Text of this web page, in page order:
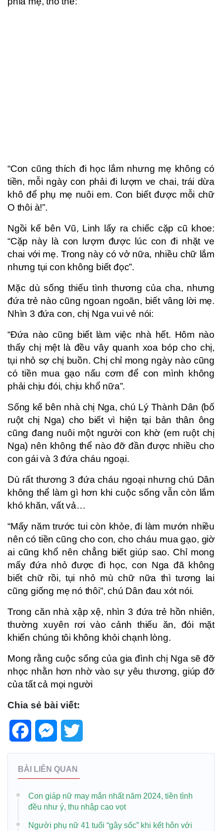
“Con cũng thích đi học lắm nhưng mẹ không có
tiền, mỗi ngày con phải đi lượm ve chai, trái dừa
khô để phụ mẹ nuôi em. Con biết được mỗi chữ
O thôi à!”.
Ngồi kế bên Vũ, Linh lấy ra chiếc cặp cũ khoe:
“Cặp này là con lượm được lúc con đi nhặt ve
chai với mẹ. Trong này có vở nữa, nhiều chữ lắm
nhưng tụi con không biết đọc”.
Mặc dù sống thiếu tình thương của cha, nhưng
đứa trẻ nào cũng ngoan ngoãn, biết vâng lời mẹ.
Nhìn 3 đứa con, chị Nga vui vẻ nói:
“Đứa nào cũng biết làm việc nhà hết. Hôm nào
thấy chị mệt là đều vây quanh xoa bóp cho chị,
tụi nhỏ sợ chị buồn. Chị chỉ mong ngày nào cũng
có tiền mua gạo nấu cơm để con mình không
phải chịu đói, chịu khổ nữa”.
Sống kế bên nhà chị Nga, chú Lý Thành Dân (bố
ruột chị Nga) cho biết vì hiện tại bản thân ông
cũng đang nuôi một người con khờ (em ruột chị
Nga) nên không thể nào đỡ đần được nhiều cho
con gái và 3 đứa cháu ngoại.
Dù rất thương 3 đứa cháu ngoại nhưng chú Dân
không thể làm gì hơn khi cuộc sống vẫn còn lắm
khó khăn, vất vả…
“Mấy năm trước tui còn khỏe, đi làm mướn nhiều
nên có tiền cũng cho con, cho cháu mua gạo, giờ
ai cũng khổ nên chẳng biết giúp sao. Chỉ mong
mấy đứa nhỏ được đi học, con Nga đã không
biết chữ rồi, tụi nhỏ mù chữ nữa thì tương lai
cũng giống mẹ nó thôi”, chú Dân đau xót nói.
Trong căn nhà xập xệ, nhìn 3 đứa trẻ hồn nhiên,
thường xuyên rơi vào cảnh thiếu ăn, đói mặt
khiến chúng tôi không khỏi chạnh lòng.
Mong rằng cuộc sống của gia đình chị Nga sẽ đỡ
nhọc nhằn hơn nhờ vào sự yêu thương, giúp đỡ
của tất cả mọi người
Chia sẻ bài viết:
FacebookMessenger
BÀI LIÊN QUAN
Con giáp nữ may mắn nhất năm 2024, tiền tình
đều như ý, thu nhập cao vọt
Người phụ nữ 41 tuổi “gây sốc” khi kết hôn với